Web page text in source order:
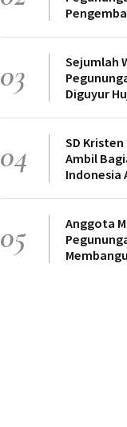
03
Sejumlah
Diguyur
04
SD
Ambil
Indonesia
05
Anggota